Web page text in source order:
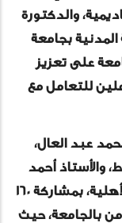
والدكتورة
بجامعة
على تعزيز
للتعامل مع
عبد العال،
والأستاذ أحمد
همام، مدير إدارة الأمن بجامعة أسيوط الأهلية، بمشاركة 160
بالجامعة، حيث